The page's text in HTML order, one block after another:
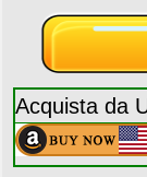
Acquista da